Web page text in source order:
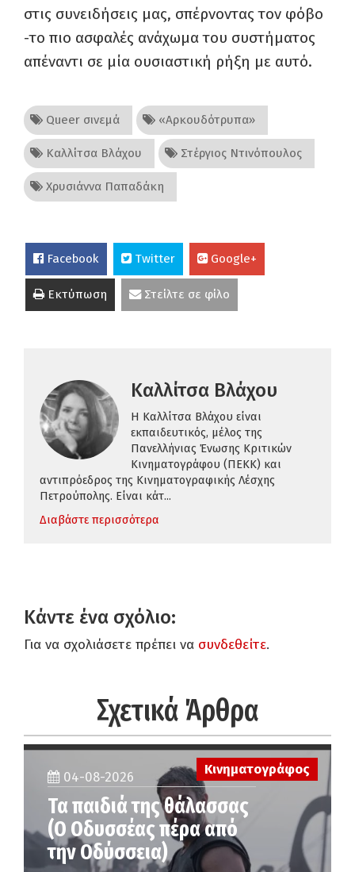
στις συνειδήσεις μας, σπέρνοντας τον φόβο
-το πιο ασφαλές ανάχωμα του συστήματος
απέναντι σε μία ουσιαστική ρήξη με αυτό.
Queer σινεμά «Αρκουδότρυπα»
Καλλίτσα Βλάχου Στέργιος Ντινόπουλος
Χρυσιάννα Παπαδάκη
Facebook Twitter Google+
Εκτύπωση Στείλτε σε φίλο
Καλλίτσα Βλάχου
H Καλλίτσα Βλάχου είναι
εκπαιδευτικός, μέλος της
Πανελλήνιας Ένωσης Κριτικών
Κινηματογράφου (ΠΕΚΚ) και
αντιπρόεδρος της Κινηματογραφικής Λέσχης
Πετρούπολης. Είναι κάτ...
Διαβάστε περισσότερα
Κάντε ένα σχόλιο:
Για να σχολιάσετε πρέπει να συνδεθείτε.
Σχετικά Άρθρα
Κινηματογράφος
04-08-2026
Τα παιδιά της θάλασσας
(Ο Οδυσσέας πέρα από
την Οδύσσεια)